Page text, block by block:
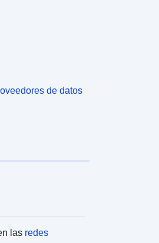
de datos
las redes